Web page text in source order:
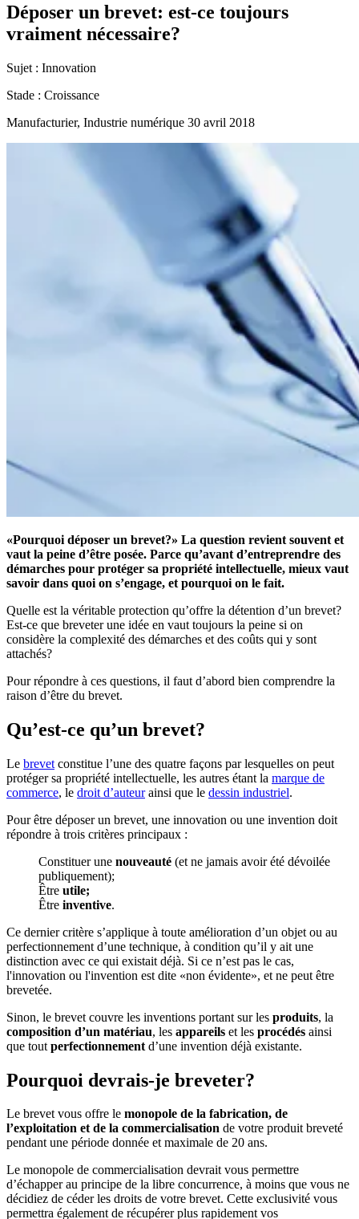
Déposer un brevet: est-ce toujours
vraiment nécessaire?
Sujet : Innovation
Stade : Croissance
Manufacturier, Industrie numérique 30 avril 2018
«Pourquoi déposer un brevet?» La question revient souvent et
vaut la peine d’être posée. Parce qu’avant d’entreprendre des
démarches pour protéger sa propriété intellectuelle, mieux vaut
savoir dans quoi on s’engage, et pourquoi on le fait.
Quelle est la véritable protection qu’offre la détention d’un brevet?
Est-ce que breveter une idée en vaut toujours la peine si on
considère la complexité des démarches et des coûts qui y sont
attachés?
Pour répondre à ces questions, il faut d’abord bien comprendre la
raison d’être du brevet.
Qu’est-ce qu’un brevet?
Le brevet constitue l’une des quatre façons par lesquelles on peut
protéger sa propriété intellectuelle, les autres étant la marque de
commerce, le droit d’auteurainsi que le dessin industriel.
Pour être déposer un brevet, une innovation ou une invention doit
répondre à trois critères principaux :
Constituer une nouveauté (et ne jamais avoir été dévoilée
publiquement);
Être utile;
Être inventive.
Ce dernier critère s’applique à toute amélioration d’un objet ou au
perfectionnement d’une technique, à condition qu’il y ait une
distinction avec ce qui existait déjà. Si ce n’est pas le cas,
l'innovation ou l'invention est dite «non évidente», et ne peut être
brevetée.
Sinon, le brevet couvre les inventions portant sur les produits, la
composition d’un matériau, les appareils et les procédés ainsi
que tout perfectionnement d’une invention déjà existante.
Pourquoi devrais-je breveter?
Le brevet vous offre le monopole de la fabrication, de
l’exploitation et de la commercialisation de votre produit breveté
pendant une période donnée et maximale de 20 ans.
Le monopole de commercialisation devrait vous permettre
d’échapper au principe de la libre concurrence, à moins que vous ne
décidiez de céder les droits de votre brevet. Cette exclusivité vous
permettra également de récupérer plus rapidement vos